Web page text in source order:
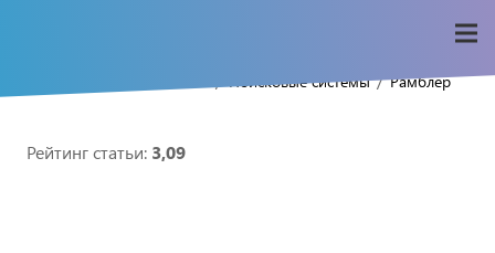
Поисковые системы / Рамблер
Рейтинг статьи: 3,09